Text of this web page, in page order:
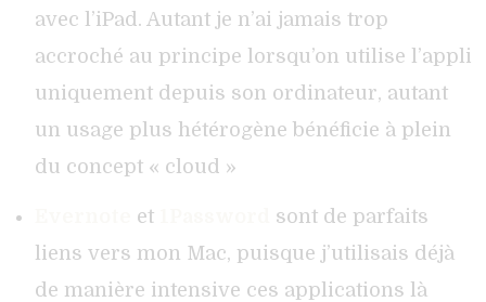
avec l’iPad. Autant je n’ai jamais trop
accroché au principe lorsqu’on utilise l’appli
uniquement depuis son ordinateur, autant
un usage plus hétérogène bénéficie à plein
du concept « cloud »
et
sont de parfaits
liens vers mon Mac, puisque j’utilisais déjà
de manière intensive ces applications là